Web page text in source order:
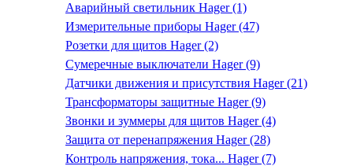
Аварийный светильник Hager (1)
Измерительные приборы Hager (47)
Розетки для щитов Hager (2)
Сумеречные выключатели Hager (9)
Датчики движения и присутствия Hager (21)
Трансформаторы защитные Hager (9)
Звонки и зуммеры для щитов Hager (4)
Защита от перенапряжения Hager (28)
Контроль напряжения, тока... Hager (7)